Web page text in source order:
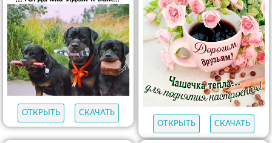
ОТКРЫТЬ
СКАЧАТЬ
ОТКРЫТЬ
СКАЧАТЬ